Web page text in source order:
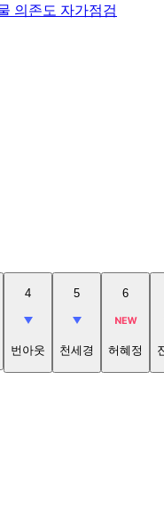
의존도 자가점검
4
번아웃
5
천세경
6
허혜정